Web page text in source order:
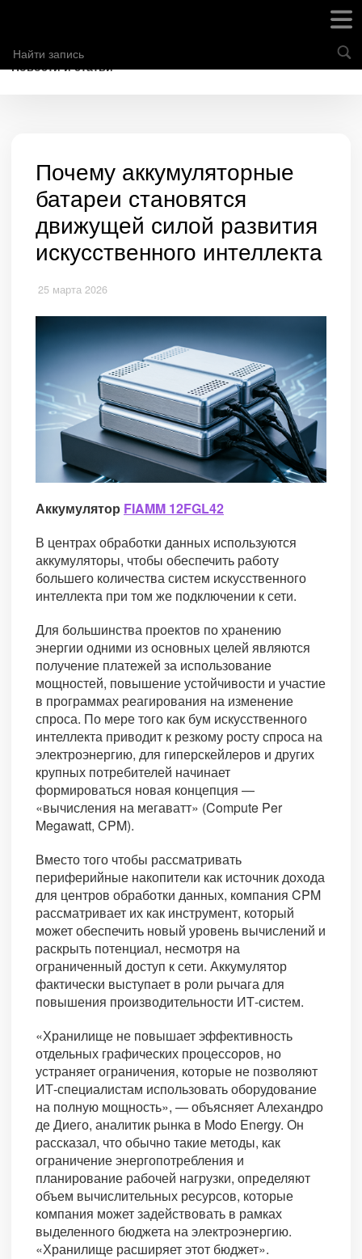
Новости и статьи
Почему аккумуляторные
батареи становятся
движущей силой развития
искусственного интеллекта
25 марта 2026
Аккумулятор FIAMM 12FGL42
В центрах обработки данных используются
аккумуляторы, чтобы обеспечить работу
большего количества систем искусственного
интеллекта при том же подключении к сети.
Для большинства проектов по хранению
энергии одними из основных целей являются
получение платежей за использование
мощностей, повышение устойчивости и участие
в программах реагирования на изменение
спроса. По мере того как бум искусственного
интеллекта приводит к резкому росту спроса на
электроэнергию, для гиперскейлеров и других
крупных потребителей начинает
формироваться новая концепция —
«вычисления на мегаватт» (Compute Per
Megawatt, CPM).
Вместо того чтобы рассматривать
периферийные накопители как источник дохода
для центров обработки данных, компания CPM
рассматривает их как инструмент, который
может обеспечить новый уровень вычислений и
раскрыть потенциал, несмотря на
ограниченный доступ к сети. Аккумулятор
фактически выступает в роли рычага для
повышения производительности ИТ-систем.
«Хранилище не повышает эффективность
отдельных графических процессоров, но
устраняет ограничения, которые не позволяют
ИТ-специалистам использовать оборудование
на полную мощность», — объясняет Алехандро
де Диего, аналитик рынка в Modo Energy. Он
рассказал, что обычно такие методы, как
ограничение энергопотребления и
планирование рабочей нагрузки, определяют
объем вычислительных ресурсов, которые
компания может задействовать в рамках
выделенного бюджета на электроэнергию.
«Хранилище расширяет этот бюджет».